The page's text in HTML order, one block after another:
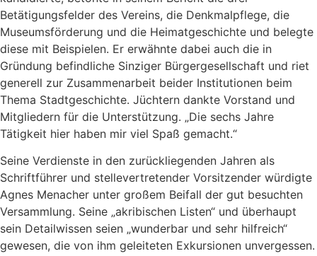
Betätigungsfelder des Vereins, die Denkmalpflege, die
Museumsförderung und die Heimatgeschichte und belegte
diese mit Beispielen. Er erwähnte dabei auch die in
Gründung befindliche Sinziger Bürgergesellschaft und riet
generell zur Zusammenarbeit beider Institutionen beim
Thema Stadtgeschichte. Jüchtern dankte Vorstand und
Mitgliedern für die Unterstützung. „Die sechs Jahre
Tätigkeit hier haben mir viel Spaß gemacht.“
Seine Verdienste in den zurückliegenden Jahren als
Schriftführer und stellevertretender Vorsitzender würdigte
Agnes Menacher unter großem Beifall der gut besuchten
Versammlung. Seine „akribischen Listen“ und überhaupt
sein Detailwissen seien „wunderbar und sehr hilfreich“
gewesen, die von ihm geleiteten Exkursionen unvergessen.